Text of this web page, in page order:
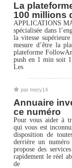
La
100 millions
APPLICATIONS
spécialisée dans
la vitesse
mesure d’être la
plateforme
push en 1 min soit 1
Les
par mery14
Annuaire
ce numéro
Pour vous aider à
qui vous est
disposition de
derrière un
propose des
rapidement le réel
de